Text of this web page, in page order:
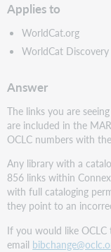
Applies to
WorldCat.org
WorldCat Discovery
Answer
The links you are
are included in the
OCLC numbers with
Any library with a
856 links within
with full cataloging
they point to an
If you would like OCLC
email